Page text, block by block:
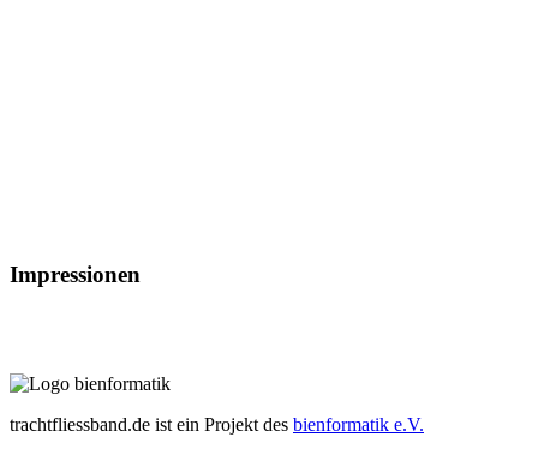
Impressionen
trachtfliessband.de ist ein Projekt des bienformatik e.V.